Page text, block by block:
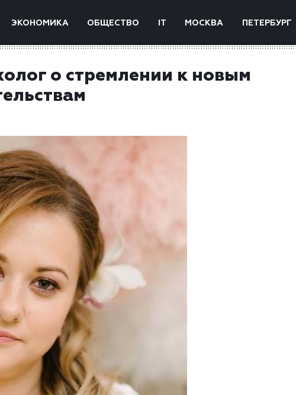
ЭКОНОМИКА ОБЩЕСТВО IT МОСКВА ПЕТЕРБУРГ
о стремлении к новым